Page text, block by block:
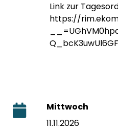
Link zur
https://
Mittwoch
11.11.2026